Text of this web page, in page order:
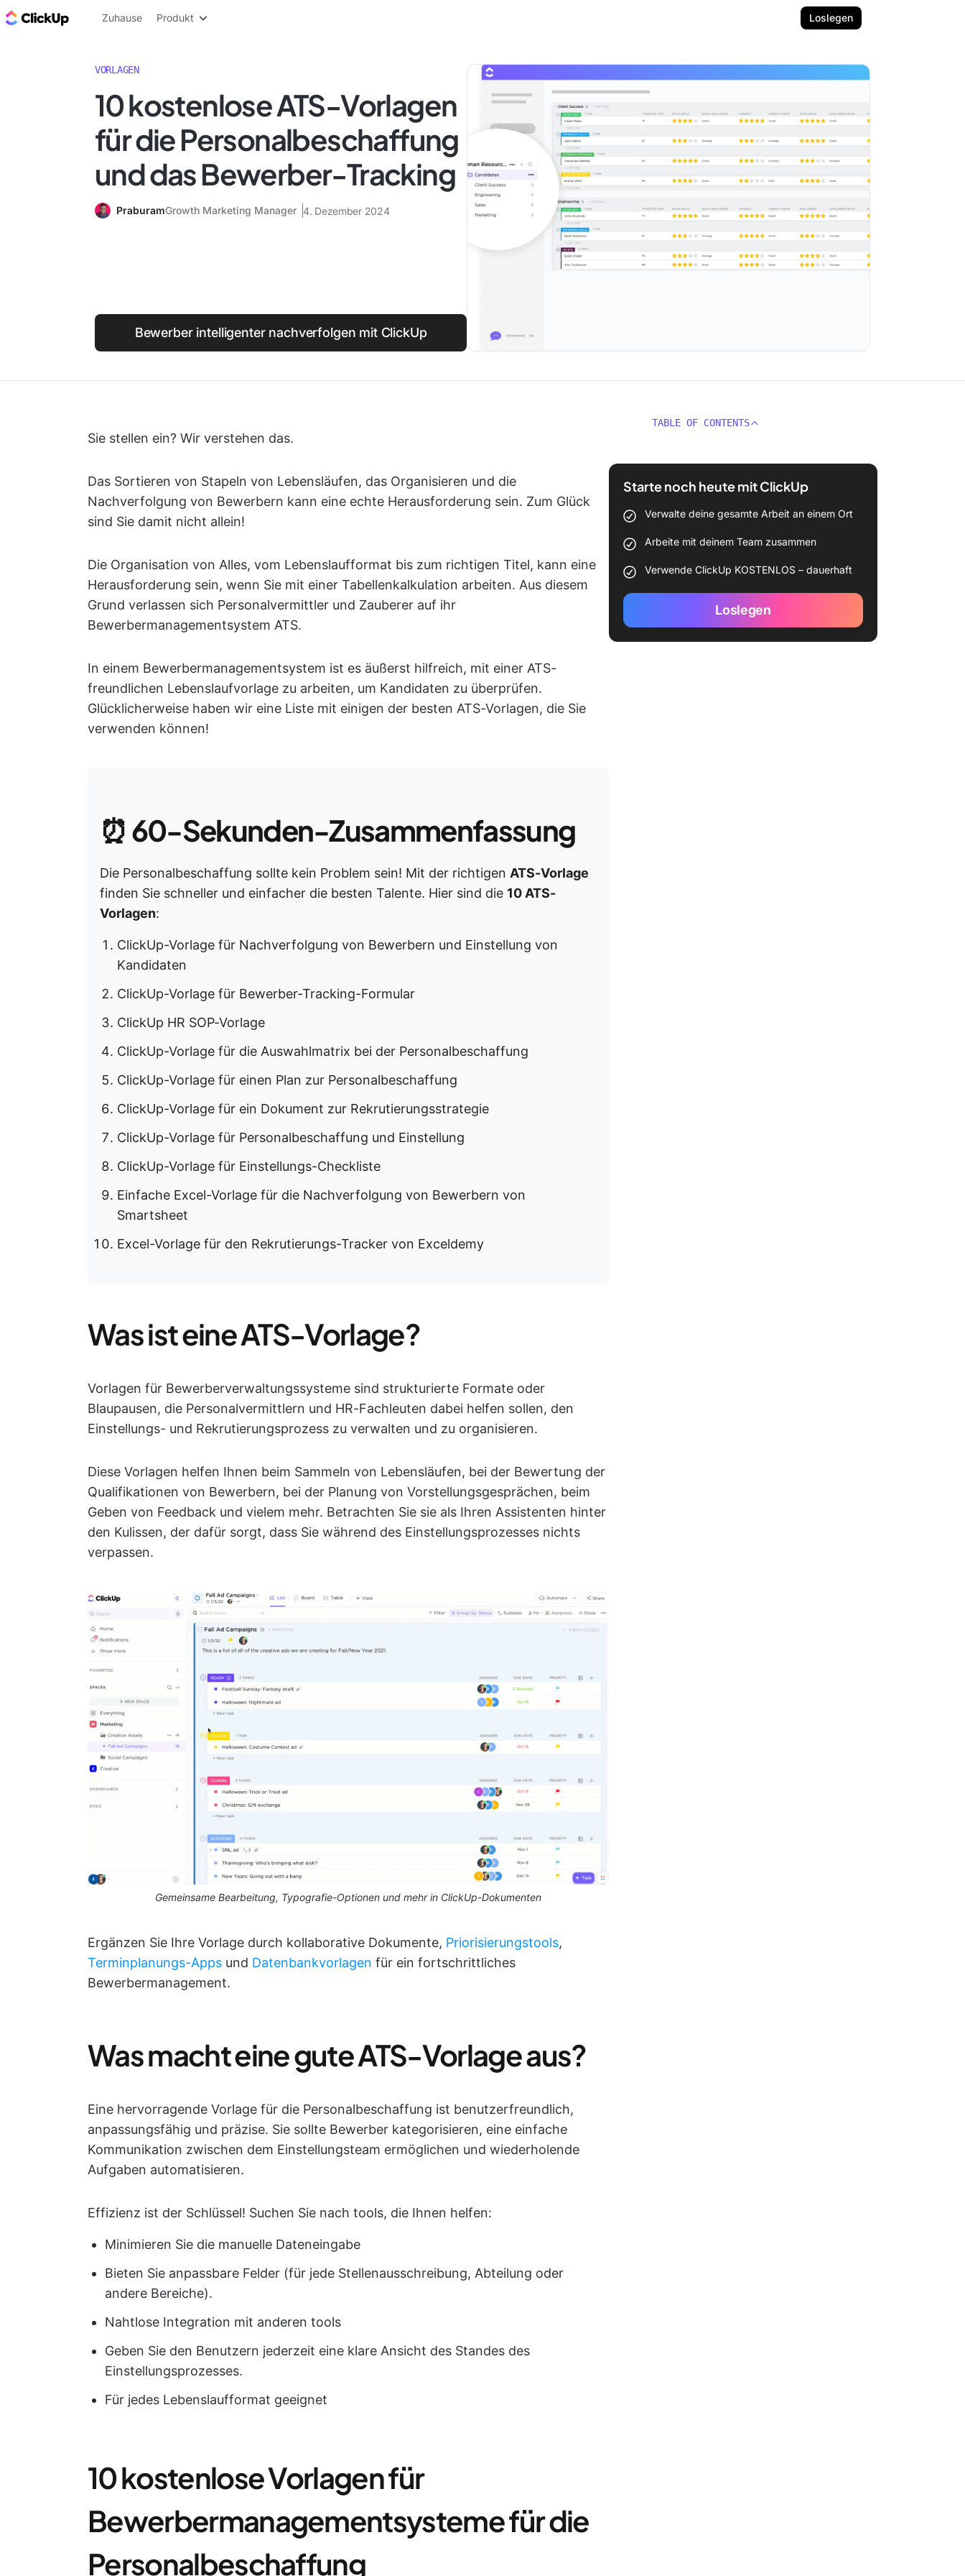
ClickUp Blog
Zuhause Produkt Loslegen
VORLAGEN
10 kostenlose ATS-Vorlagen
für die Personalbeschaffung
und das Bewerber-Tracking
PraburamGrowth Marketing Manager 4. Dezember 2024
Bewerber intelligenter nachverfolgen mit ClickUp
Sie stellen ein? Wir verstehen das.
Das Sortieren von Stapeln von Lebensläufen, das Organisieren und die
Nachverfolgung von Bewerbern kann eine echte Herausforderung sein. Zum Glück
sind Sie damit nicht allein!
Die Organisation von Alles, vom Lebenslaufformat bis zum richtigen Titel, kann eine
Herausforderung sein, wenn Sie mit einer Tabellenkalkulation arbeiten. Aus diesem
Grund verlassen sich Personalvermittler und Zauberer auf ihr
Bewerbermanagementsystem ATS.
In einem Bewerbermanagementsystem ist es äußerst hilfreich, mit einer ATS-
freundlichen Lebenslaufvorlage zu arbeiten, um Kandidaten zu überprüfen.
Glücklicherweise haben wir eine Liste mit einigen der besten ATS-Vorlagen, die Sie
verwenden können!
⏰60-Sekunden-Zusammenfassung
Die Personalbeschaffung sollte kein Problem sein! Mit der richtigen ATS-Vorlage
finden Sie schneller und einfacher die besten Talente. Hier sind die 10 ATS-
Vorlagen:
ClickUp-Vorlage für Nachverfolgung von Bewerbern und Einstellung von
Kandidaten
ClickUp-Vorlage für Bewerber-Tracking-Formular
ClickUp HR SOP-Vorlage
ClickUp-Vorlage für die Auswahlmatrix bei der Personalbeschaffung
ClickUp-Vorlage für einen Plan zur Personalbeschaffung
ClickUp-Vorlage für ein Dokument zur Rekrutierungsstrategie
ClickUp-Vorlage für Personalbeschaffung und Einstellung
ClickUp-Vorlage für Einstellungs-Checkliste
Einfache Excel-Vorlage für die Nachverfolgung von Bewerbern von
Smartsheet
Excel-Vorlage für den Rekrutierungs-Tracker von Exceldemy
Was ist eine ATS-Vorlage?
Vorlagen für Bewerberverwaltungssysteme sind strukturierte Formate oder
Blaupausen, die Personalvermittlern und HR-Fachleuten dabei helfen sollen, den
Einstellungs- und Rekrutierungsprozess zu verwalten und zu organisieren.
Diese Vorlagen helfen Ihnen beim Sammeln von Lebensläufen, bei der Bewertung der
Qualifikationen von Bewerbern, bei der Planung von Vorstellungsgesprächen, beim
Geben von Feedback und vielem mehr. Betrachten Sie sie als Ihren Assistenten hinter
den Kulissen, der dafür sorgt, dass Sie während des Einstellungsprozesses nichts
verpassen.
Gemeinsame Bearbeitung, Typografie-Optionen und mehr in ClickUp-Dokumenten
Ergänzen Sie Ihre Vorlage durch kollaborative Dokumente, Priorisierungstools,
Terminplanungs-Apps und Datenbankvorlagen für ein fortschrittliches
Bewerbermanagement.
Was macht eine gute ATS-Vorlage aus?
Eine hervorragende Vorlage für die Personalbeschaffung ist benutzerfreundlich,
anpassungsfähig und präzise. Sie sollte Bewerber kategorisieren, eine einfache
Kommunikation zwischen dem Einstellungsteam ermöglichen und wiederholende
Aufgaben automatisieren.
Effizienz ist der Schlüssel! Suchen Sie nach tools, die Ihnen helfen:
Minimieren Sie die manuelle Dateneingabe
Bieten Sie anpassbare Felder (für jede Stellenausschreibung, Abteilung oder
andere Bereiche).
Nahtlose Integration mit anderen tools
Geben Sie den Benutzern jederzeit eine klare Ansicht des Standes des
Einstellungsprozesses.
Für jedes Lebenslaufformat geeignet
10 kostenlose Vorlagen für
Bewerbermanagementsysteme für die
Personalbeschaffung
TABLE OF CONTENTS
Starte noch heute mit ClickUp
Verwalte deine gesamte Arbeit an einem Ort
Arbeite mit deinem Team zusammen
Verwende ClickUp KOSTENLOS – dauerhaft
Loslegen